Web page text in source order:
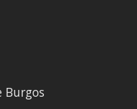
Burgos